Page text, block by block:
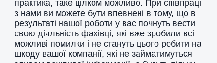
практика, таке цілком можливо. При співпраці
з нами ви можете бути впевнені в тому, що в
результаті нашої роботи у вас почнуть вести
свою діяльність фахівці, які вже зробили всі
можливі помилки і не стануть цього робити на
шкоду вашої компанії, які не займатимуться